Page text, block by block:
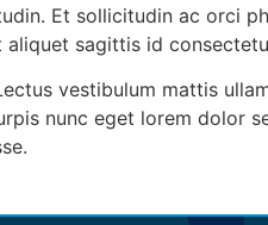
Et sollicitudin ac orci
sagittis id
vestibulum mattis
nunc eget lorem dolor